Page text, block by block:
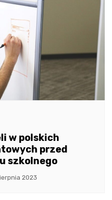
w polskich
przed
szkolnego
2023